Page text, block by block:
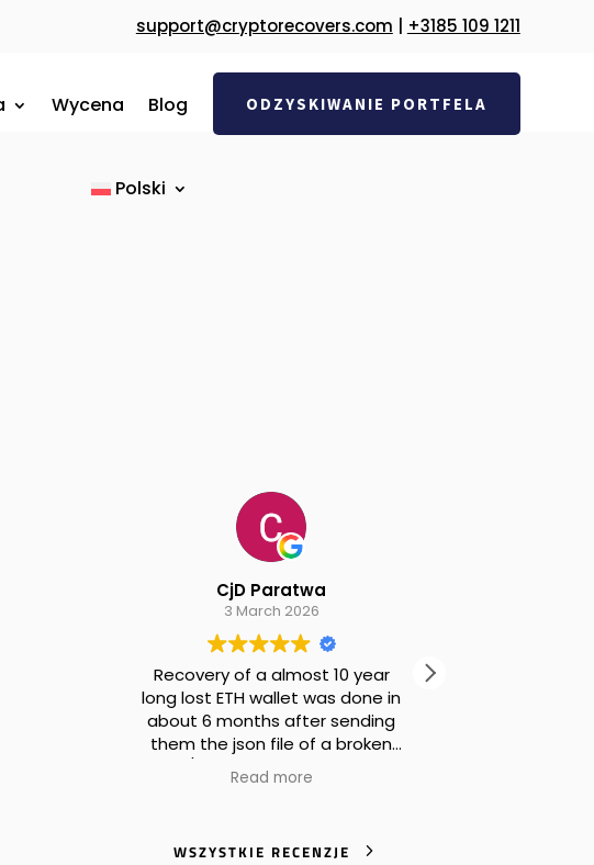
support@cryptorecovers.com +3185 109 1211
Wycena Blog
Polski
ODZYSKIWANIE PORTFELA
Recovery of a almost 10 year
long lost ETH wallet was done in
about 6 months after sending
them the json file of a broken
myst / ethereum wallet. Perfekt
work absolutly trustworthy, and
the money. Thank you at the
Excellent service! I thought
never see my coins
(Translated by Google,
WSZYSTKIE RECENZJE